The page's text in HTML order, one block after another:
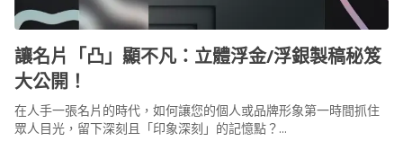
讓名片「凸」顯不凡：立體浮金/浮銀製稿秘笈
大公開！
在人手一張名片的時代，如何讓您的個人或品牌形象第一時間抓住
眾人目光，留下深刻且「印象深刻」的記憶點？...